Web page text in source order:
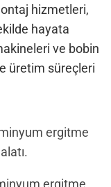
hizmetleri,
hayata
ve bobin
üretim süreçleri
ergitme
ergitme